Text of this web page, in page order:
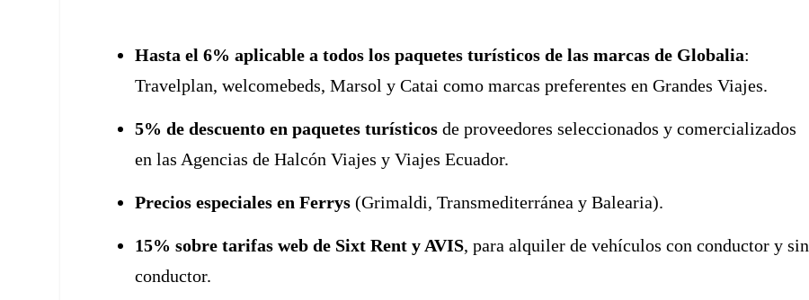
Hasta el 6% aplicable a todos los paquetes turísticos de las marcas de Globalia:
Travelplan, welcomebeds, Marsol y Catai como marcas preferentes en Grandes Viajes.
5% de descuento en paquetes turísticosde proveedores seleccionados y comercializados
en las Agencias de Halcón Viajes y Viajes Ecuador.
Precios especiales en Ferrys (Grimaldi, Transmediterránea y Balearia).
15% sobre tarifas web de Sixt Rent y AVIS, para alquiler de vehículos con conductor y sin
conductor.